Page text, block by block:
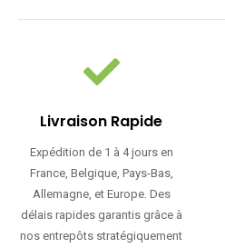
Livraison Rapide
Expédition de 1 à 4 jours en
France, Belgique, Pays-Bas,
Allemagne, et Europe. Des
délais rapides garantis grâce à
nos entrepôts stratégiquement